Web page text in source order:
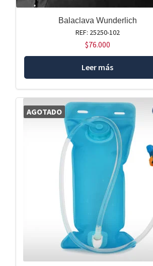
Balaclava Wunderlich
REF: 25250-102
$76.000
Leer más
AGOTADO